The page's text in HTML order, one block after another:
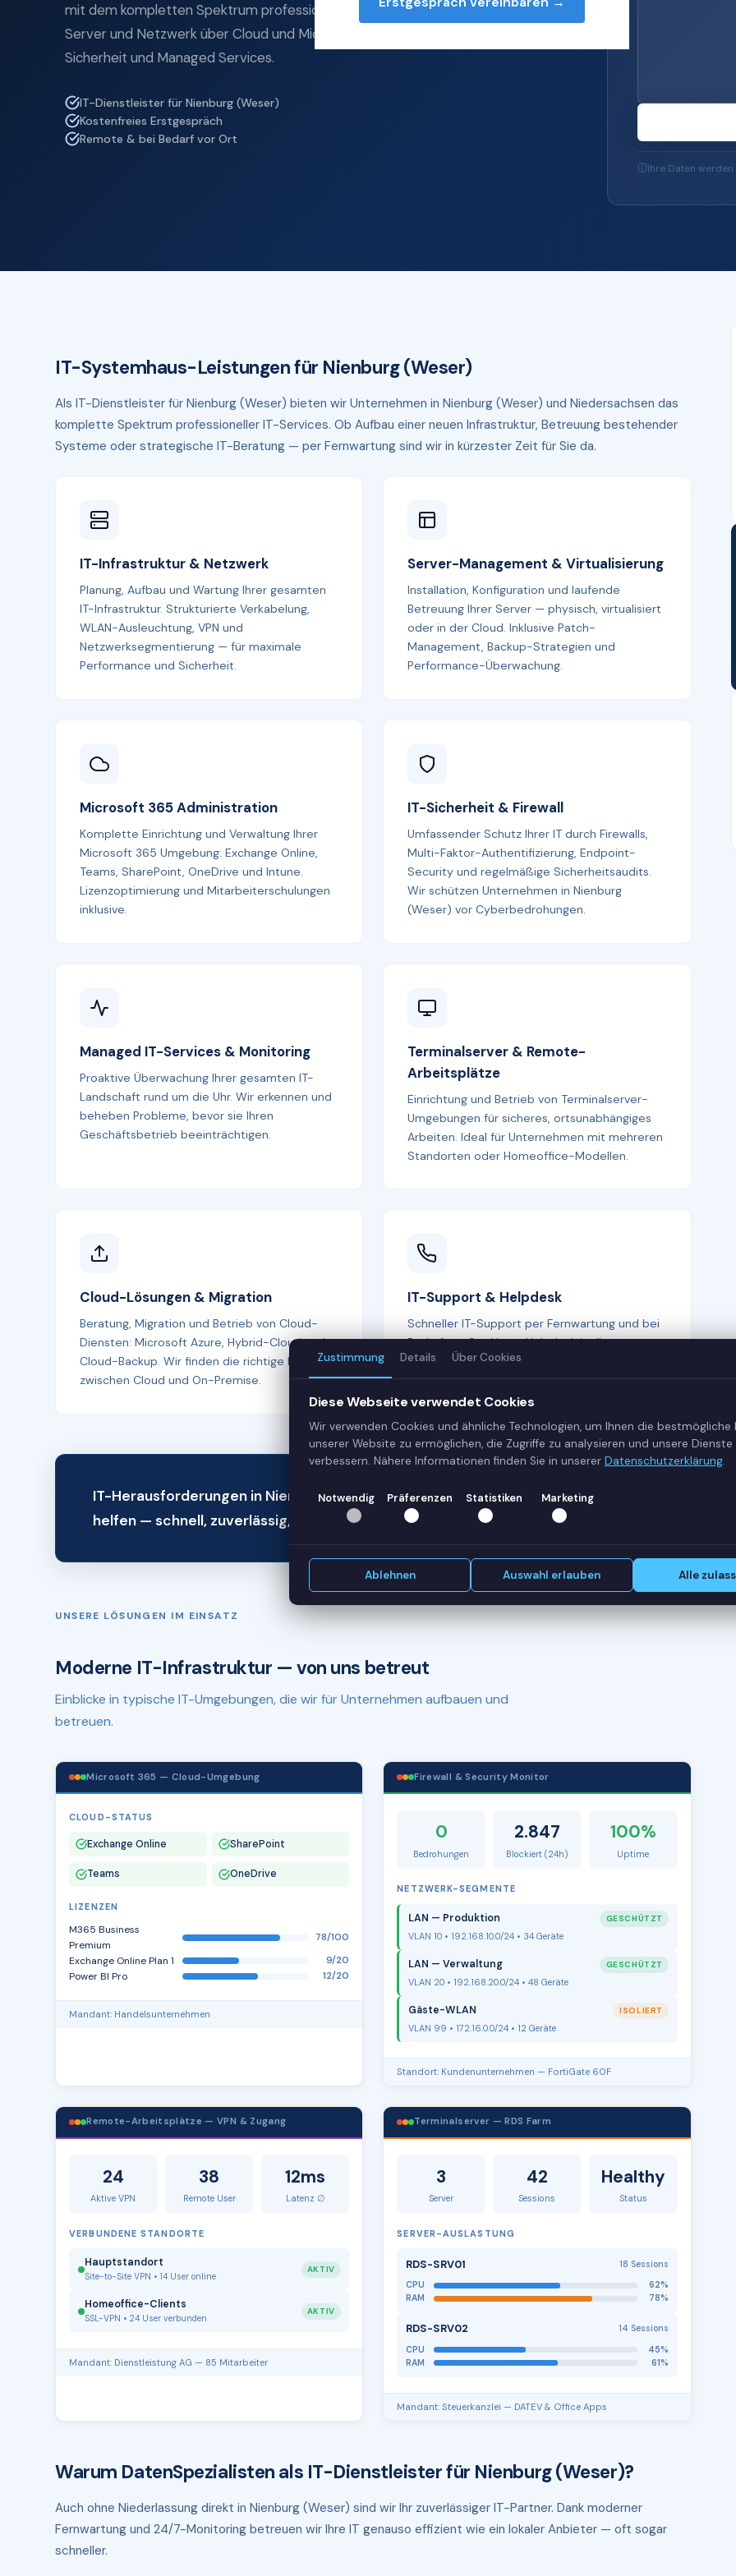
mit dem kompletten Spektrum professioneller IT-Services — von
Server und Netzwerk über Cloud und Microsoft 365 bis zu IT-
Sicherheit und Managed Services.
IT-Dienstleister für Nienburg (Weser)
Kostenfreies Erstgespräch
Remote & bei Bedarf vor Ort
Ihre Daten
IT-Systemhaus-Leistungen für Nienburg (Weser)
Als IT-Dienstleister für Nienburg (Weser) bieten wir Unternehmen in Nienburg (Weser) und Niedersachsen das
komplette Spektrum professioneller IT-Services. Ob Aufbau einer neuen Infrastruktur, Betreuung bestehender
Systeme oder strategische IT-Beratung — per Fernwartung sind wir in kürzester Zeit für Sie da.
IT-Infrastruktur & Netzwerk
Planung, Aufbau und Wartung Ihrer gesamten
IT-Infrastruktur. Strukturierte Verkabelung,
WLAN-Ausleuchtung, VPN und
Netzwerksegmentierung — für maximale
Performance und Sicherheit.
Server-Management & Virtualisierung
Installation, Konfiguration und laufende
Betreuung Ihrer Server — physisch, virtualisiert
oder in der Cloud. Inklusive Patch-
Management, Backup-Strategien und
Performance-Überwachung.
Microsoft 365 Administration
Komplette Einrichtung und Verwaltung Ihrer
Microsoft 365 Umgebung: Exchange Online,
Teams, SharePoint, OneDrive und Intune.
Lizenzoptimierung und Mitarbeiterschulungen
inklusive.
IT-Sicherheit & Firewall
Umfassender Schutz Ihrer IT durch Firewalls,
Multi-Faktor-Authentifizierung, Endpoint-
Security und regelmäßige Sicherheitsaudits.
Wir schützen Unternehmen in Nienburg
(Weser) vor Cyberbedrohungen.
Managed IT-Services & Monitoring
Proaktive Überwachung Ihrer gesamten IT-
Landschaft rund um die Uhr. Wir erkennen und
beheben Probleme, bevor sie Ihren
Geschäftsbetrieb beeinträchtigen.
Terminalserver & Remote-
Arbeitsplätze
Einrichtung und Betrieb von Terminalserver-
Umgebungen für sicheres, ortsunabhängiges
Arbeiten. Ideal für Unternehmen mit mehreren
Standorten oder Homeoffice-Modellen.
Cloud-Lösungen & Migration
Beratung, Migration und Betrieb von Cloud-
Diensten: Microsoft Azure, Hybrid-Cloud und
Cloud-Backup. Wir finden die richtige Balance
zwischen Cloud und On-Premise.
IT-Support & Helpdesk
Schneller IT-Support per Fernwartung und bei
Bedarf vor Ort. Unser Helpdesk ist Ihr erster
Ansprechpartner bei allen IT-Fragen —
IT-Herausforderungen in Nienburg (Weser)? Wir
helfen — schnell, zuverlässig, remote.
Erstgespräch vereinbaren
UNSERE LÖSUNGEN IM EINSATZ
Moderne IT-Infrastruktur — von uns betreut
Einblicke in typische IT-Umgebungen, die wir für Unternehmen aufbauen und
betreuen.
Microsoft 365 — Cloud-Umgebung
CLOUD-STATUS
Exchange Online SharePoint
Teams OneDrive
LIZENZEN
M365 Business
Premium
78/100
Exchange Online Plan 1 9/20
Power BI Pro 12/20
Mandant: Handelsunternehmen
Firewall & Security Monitor
0
Bedrohungen
2.847
Blockiert (24h)
100%
Uptime
NETZWERK-SEGMENTE
LAN — Produktion GESCHÜTZT
VLAN 10 • 192.168.10.0/24 • 34 Geräte
LAN — Verwaltung GESCHÜTZT
VLAN 20 • 192.168.20.0/24 • 48 Geräte
Gäste-WLAN ISOLIERT
VLAN 99 • 172.16.0.0/24 • 12 Geräte
Standort: Kundenunternehmen — FortiGate 60F
Remote-Arbeitsplätze — VPN & Zugang
24
Aktive VPN
38
Remote User
12ms
Latenz ∅
VERBUNDENE STANDORTE
Hauptstandort
Site-to-Site VPN • 14 User online
AKTIV
Homeoffice-Clients
SSL-VPN • 24 User verbunden
AKTIV
Mandant: Dienstleistung AG — 85 Mitarbeiter
Terminalserver — RDS Farm
3
Server
42
Sessions
Healthy
Status
SERVER-AUSLASTUNG
RDS-SRV01
18 Sessions
CPU
62%
RAM
78%
RDS-SRV02
14 Sessions
CPU
45%
RAM
61%
Mandant: Steuerkanzlei — DATEV & Office Apps
Warum DatenSpezialisten als IT-Dienstleister für Nienburg (Weser)?
Auch ohne Niederlassung direkt in Nienburg (Weser) sind wir Ihr zuverlässiger IT-Partner. Dank moderner
Fernwartung und 24/7-Monitoring betreuen wir Ihre IT genauso effizient wie ein lokaler Anbieter — oft sogar
schneller.
Zustimmung Details Über Cookies
Diese Webseite verwendet Cookies
Wir verwenden Cookies und ähnliche Technologien, um Ihnen die bestmögliche
unserer Website zu ermöglichen, die Zugriffe zu analysieren und unsere
verbessern. Nähere Informationen finden Sie in unserer Datenschutzerklärung.
Notwendig Präferenzen Statistiken Marketing
Ablehnen Auswahl erlauben Alle